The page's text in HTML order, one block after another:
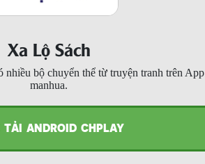
Xa Lộ Sách
nhiều bộ chuyển thể từ truyện tranh trên
manhua.
TẢI ANDROID CHPLAY